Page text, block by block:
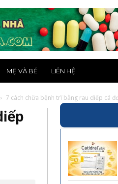
MẸ VÀ BÉ LIÊN HỆ
7 cách chữa bệnh trĩ bằng rau diếp cá